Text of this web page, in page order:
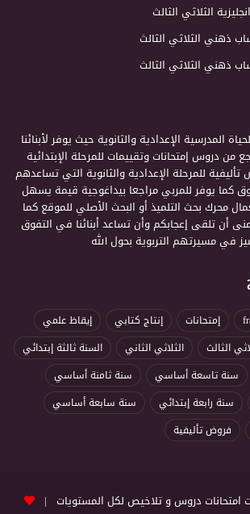
الثلاثي الثالث
ذهني الثلاثي الثالث
ذهني الثلاثي الثالث
المدرسية الإعدادية والثانوية حيث يوفر لأبنائنا
من دروس إمتحانات وتقييمات للمرحلة الإبتدائية
للمرحلة الإعدادية والثانوية التي تساعدهم
كما يوفر للمربي مراجعا بيداغوجية قيمة يسهل
محرك بحث التلميذ أو البحث الأصلي للموقع كما
أن تلقى إعجابكم وأن تساعد أبنائنا في التفوق
في مسيرتهم التربوية بحول الله
إمتحانات إنتاج كتابي
إيقاظ علمي
الثالث الثلاثي الثاني
السنة ثالثة إبتدائي
سنة تاسعة أساسي
سنة ثامنة أساسي
سنة رابعة إبتدائي
سنة سابعة أساسي
فروض تأليفية